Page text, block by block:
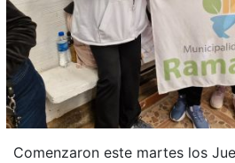
Comenzaron este martes los